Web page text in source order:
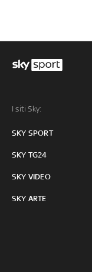
I siti Sky:
SKY SPORT
SKY TG24
SKY VIDEO
SKY ARTE